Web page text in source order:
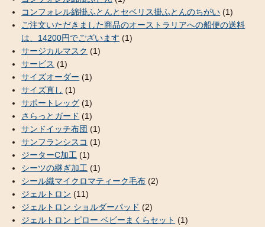
コンフォレル綿掛ふとんとセベリス掛ふとんのちがい (1)
ご注文いただきました商品のオーストラリアへの船便の送料
は、14200円でございます (1)
サージカルマスク (1)
サービス (1)
サイズオーダー (1)
サイズ直し (1)
サポートレッグ (1)
さらっとガード (1)
サンドイッチ布団 (1)
サンフランシスコ (1)
ジーターC加工 (1)
シーツの継ぎ加工 (1)
シール織マイクロマティーク毛布 (2)
ジェルトロン (11)
ジェルトロン ショルダーパッド (2)
ジェルトロン ピロー ベビーまくらセット (1)